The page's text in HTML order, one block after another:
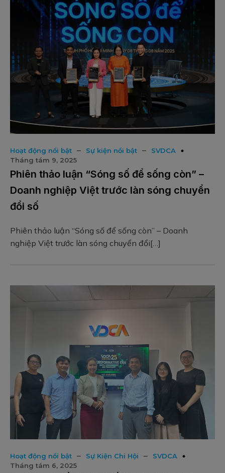
Hoạt động nổi bật – Sự kiện nổi bật –
SVDCA
Tháng tám 9, 2025
Phiên thảo luận “Sóng số để sống còn” –
Doanh nghiệp Việt trước làn sóng chuyển
đổi số
Phiên thảo luận “Sóng số để sống còn” – Doanh
nghiệp Việt trước làn sóng chuyển đổi[…]
Hoạt động nổi bật – Sự Kiện Chi Hội –
SVDCA
Tháng tám 6, 2025
This will close in